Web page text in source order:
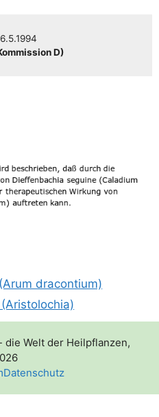
6.5.1994
D)
dracontium)
Welt der Heilpflanzen,
Datenschutz